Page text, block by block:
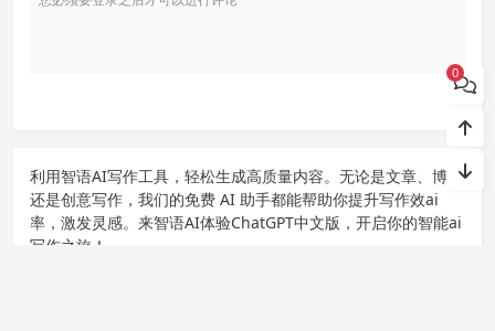
利用智语AI写作工具，轻松生成高质量内容。无论是文章、博客
还是创意写作，我们的免费 AI 助手都能帮助你提升写作效ai
率，激发灵感。来智语AI体验ChatGPT中文版 ，开启你的智能ai
写作之旅！
0